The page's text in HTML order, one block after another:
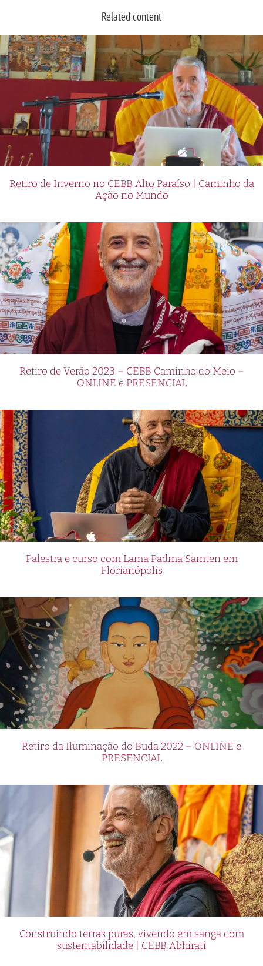
Related content
Retiro de Inverno no CEBB Alto Paraíso | Caminho da
Ação no Mundo
Retiro de Verão 2023 – CEBB Caminho do Meio –
ONLINE e PRESENCIAL
Palestra e curso com Lama Padma Samten em
Florianópolis
Retiro da Iluminação do Buda 2022 – ONLINE e
PRESENCIAL
Construindo terras puras, vivendo em sanga com
sustentabilidade | CEBB Abhirati